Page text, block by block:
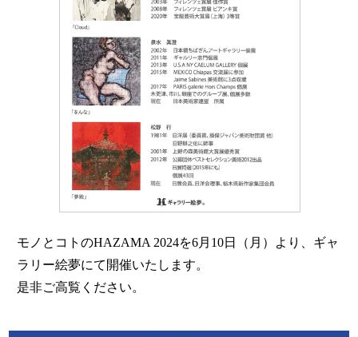
モノとコトのHAZAMA 2024を6月10日（月）より、ギャ
ラリー絵夢にて開催いたします。
是非ご高覧ください。